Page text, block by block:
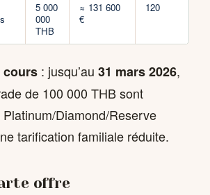
5 000
000
THB
≈ 131 600
€
120
cours : jusqu’au 31 mars 2026,
de 100 000 THB sont
Diamond/Reserve
tarification familiale réduite.
offre